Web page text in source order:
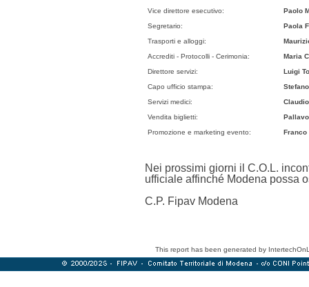
Vice direttore esecutivo:
Paolo
Segretario:
Paola
Trasporti e alloggi:
Accrediti - Protocolli - Cerimonia:
Maria
Direttore servizi:
Luigi
Capo ufficio stampa:
Servizi medici:
Vendita biglietti:
Promozione e marketing evento:
Franco
Nei prossimi giorni il C.O.L.
ufficiale affinché Modena possa
C.P. Fipav Modena
This report has been generated by